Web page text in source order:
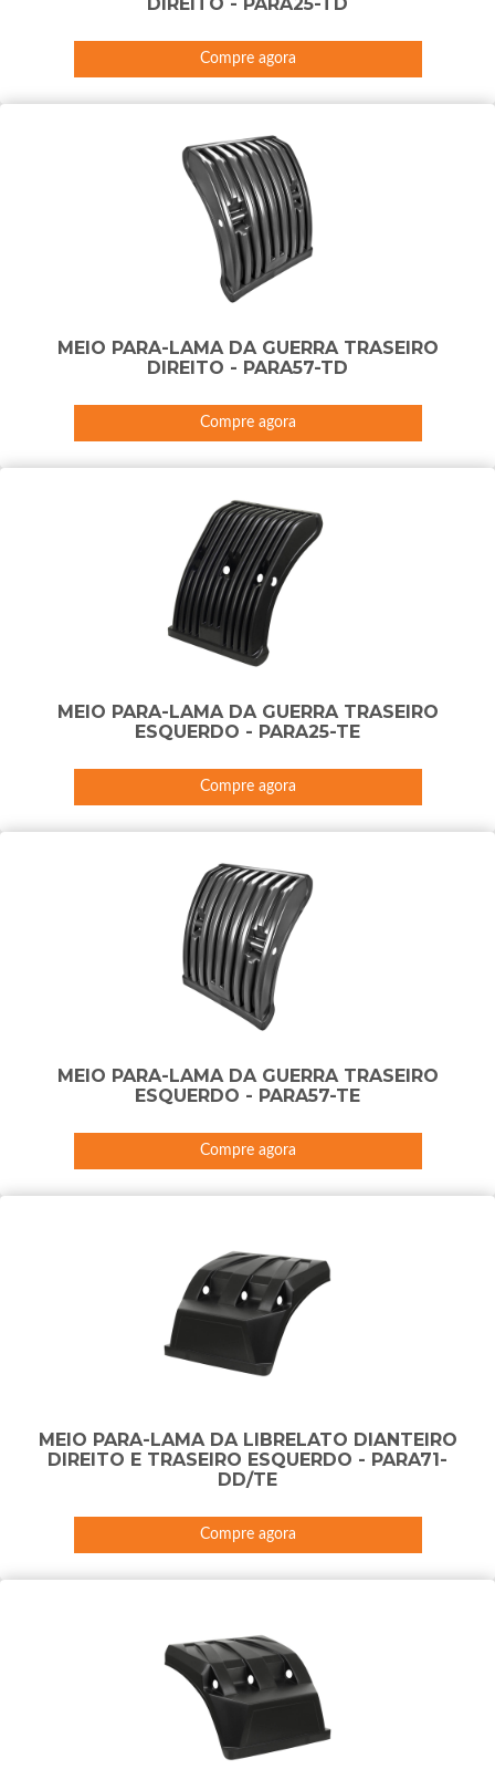
Compre agora
MEIO PARA-LAMA DA GUERRA TRASEIRO
DIREITO - PARA57-TD
Compre agora
MEIO PARA-LAMA DA GUERRA TRASEIRO
ESQUERDO - PARA25-TE
Compre agora
MEIO PARA-LAMA DA GUERRA TRASEIRO
ESQUERDO - PARA57-TE
Compre agora
MEIO PARA-LAMA DA LIBRELATO DIANTEIRO
DIREITO E TRASEIRO ESQUERDO - PARA71-
DD/TE
Compre agora